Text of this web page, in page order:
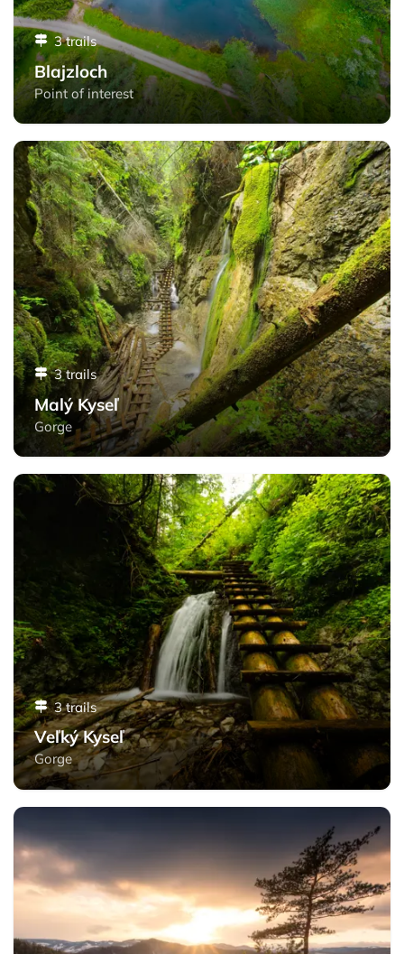
3 trails
Blajzloch
Point of interest
Malý Kyseľ - Slovak Paradise
3 trails
Malý Kyseľ
Gorge
Veľký Kyseľ - Slovak Paradise
3 trails
Veľký Kyseľ
Gorge
Matka Božia - Slovak Paradise